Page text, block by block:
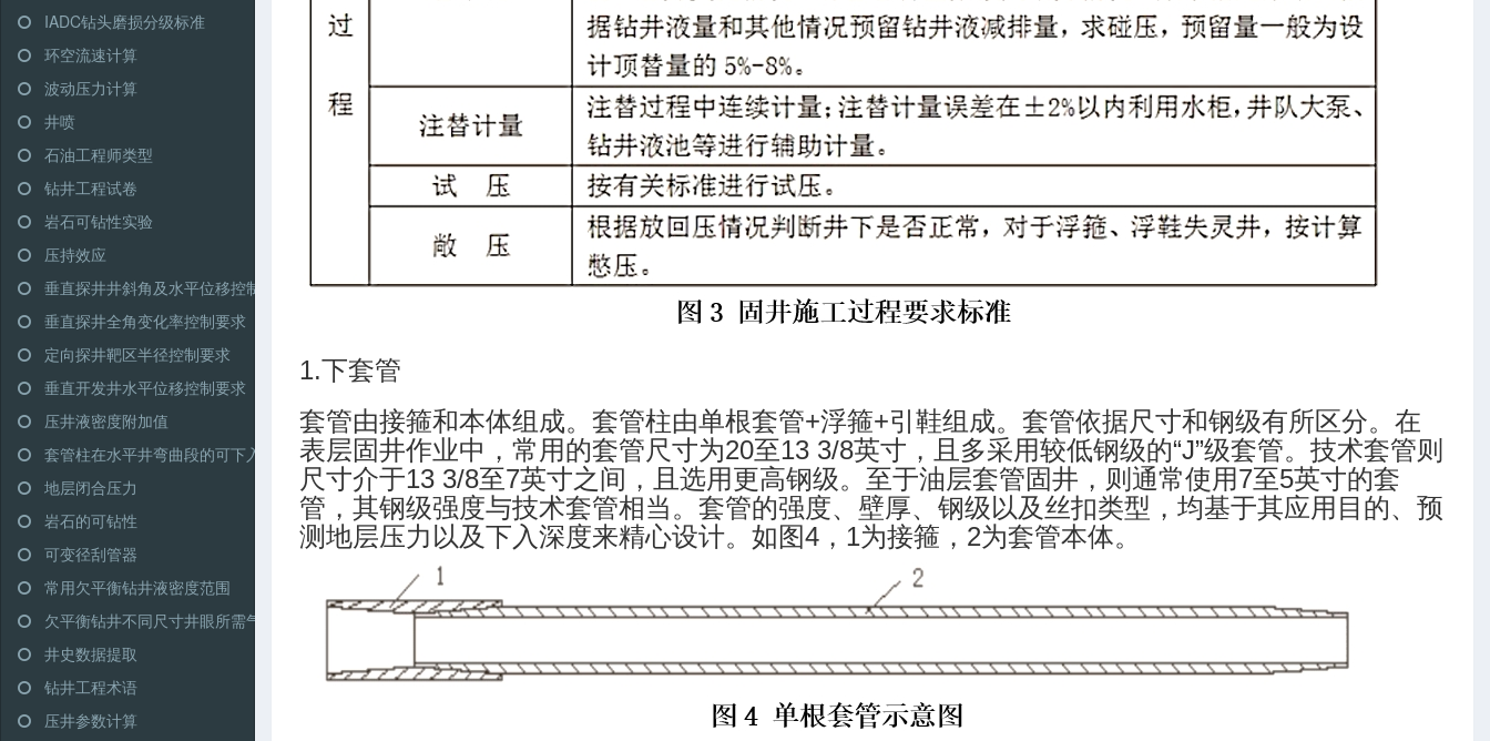
IADC钻头磨损分级标准
环空流速计算
波动压力计算
井喷
石油工程师类型
钻井工程试卷
岩石可钻性实验
压持效应
垂直探井井斜角及水平位移控制范围
垂直探井全角变化率控制要求
定向探井靶区半径控制要求
垂直开发井水平位移控制要求
压井液密度附加值
套管柱在水平井弯曲段的可下入性
地层闭合压力
岩石的可钻性
可变径刮管器
常用欠平衡钻井液密度范围
欠平衡钻井不同尺寸井眼所需气量推荐
井史数据提取
钻井工程术语
压井参数计算
1.下套管
套管由接箍和本体组成。套管柱由单根套管+浮箍+引鞋组成。套管依据尺寸和钢级有所区分。在
表层固井作业中，常用的套管尺寸为20至13 3/8英寸，且多采用较低钢级的“J”级套管。技术套管则
尺寸介于13 3/8至7英寸之间，且选用更高钢级。至于油层套管固井，则通常使用7至5英寸的套
管，其钢级强度与技术套管相当。套管的强度、壁厚、钢级以及丝扣类型，均基于其应用目的、预
测地层压力以及下入深度来精心设计。如图4，1为接箍，2为套管本体。